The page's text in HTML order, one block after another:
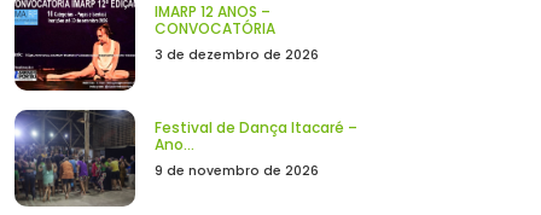
IMARP 12 ANOS –
CONVOCATÓRIA
3 de dezembro de 2026
Festival de Dança Itacaré –
Ano...
9 de novembro de 2026